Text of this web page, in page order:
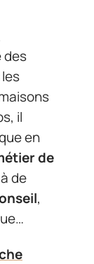
des
il
en
de
de
,